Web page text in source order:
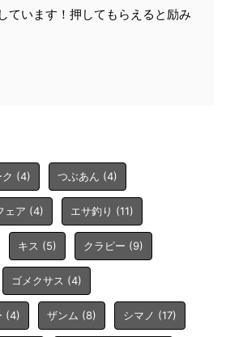
ています！押してもらえると励み
(4) つぶあん (4)
ェア (4) エサ釣り (11)
キス (5) クラピー (9)
ゴメクサス (4)
(4) ザンム (8) シマノ (17)